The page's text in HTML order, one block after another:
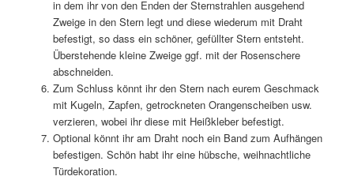
in dem ihr von den Enden der Sternstrahlen ausgehend
Zweige in den Stern legt und diese wiederum mit Draht
befestigt, so dass ein schöner, gefüllter Stern entsteht.
Überstehende kleine Zweige ggf. mit der Rosenschere
abschneiden.
Zum Schluss könnt ihr den Stern nach eurem Geschmack
mit Kugeln, Zapfen, getrockneten Orangenscheiben usw.
verzieren, wobei ihr diese mit Heißkleber befestigt.
Optional könnt ihr am Draht noch ein Band zum Aufhängen
befestigen. Schön habt ihr eine hübsche, weihnachtliche
Türdekoration.